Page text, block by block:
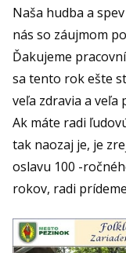
Naša hudba a
nás so záujmom
Ďakujeme
sa tento rok ešte
veľa zdravia a veľa
Ak máte radi
tak naozaj je, je
oslavu 100 -
rokov, radi prídeme